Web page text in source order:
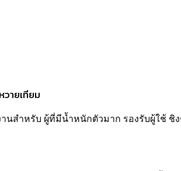
ายเทียม
ำหรับ ผู้ที่มีน้ำหนักตัวมาก รองรับผู้ใช้ ชิง